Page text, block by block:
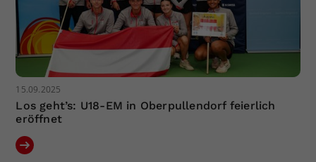
15.09.2025
Los geht’s: U18-EM in Oberpullendorf feierlich
eröffnet